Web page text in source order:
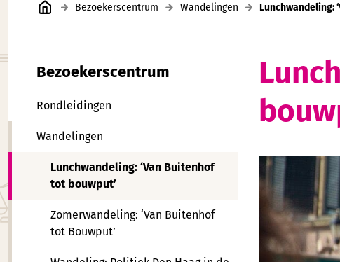
Bezoekerscentrum Wandelingen Lunchwandeling:
Bezoekerscentrum
Rondleidingen
Wandelingen
Lunchwandeling: ‘Van Buitenhof
tot bouwput’
Zomerwandeling: ‘Van Buitenhof
tot Bouwput’